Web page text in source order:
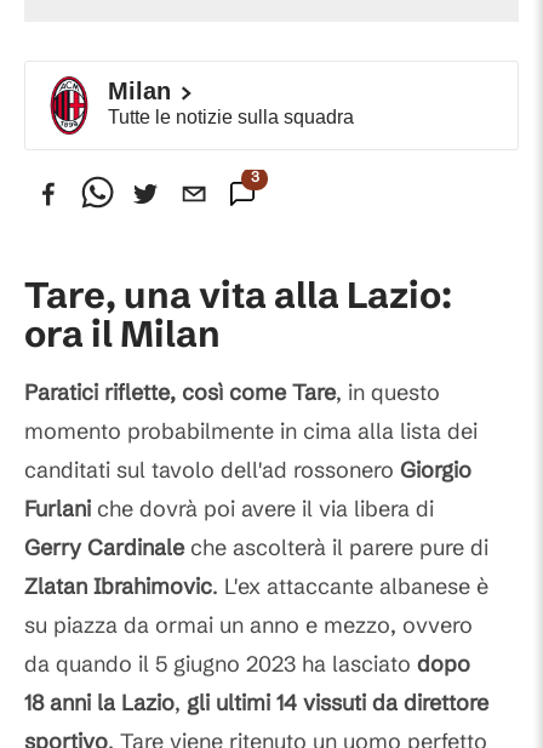
Milan
Tutte le notizie sulla squadra
3
Tare, una vita alla Lazio:
ora il Milan
Paratici riflette, così come Tare, in questo
momento probabilmente in cima alla lista dei
canditati sul tavolo dell'ad rossonero Giorgio
Furlani che dovrà poi avere il via libera di
Gerry Cardinaleche ascolterà il parere pure di
Zlatan Ibrahimovic. L'ex attaccante albanese è
su piazza da ormai un anno e mezzo, ovvero
da quando il 5 giugno 2023 ha lasciato dopo
18 anni la Lazio, gli ultimi 14 vissuti da direttore
sportivo. Tare viene ritenuto un uomo perfetto